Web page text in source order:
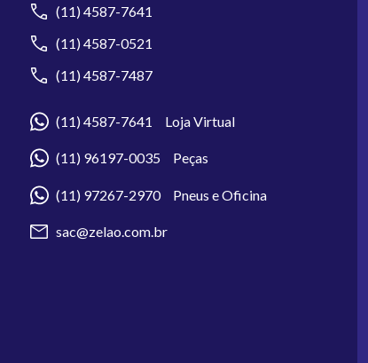
(11) 4587-7641
(11) 4587-0521
(11) 4587-7487
(11) 4587-7641 Loja Virtual
(11) 96197-0035 Peças
(11) 97267-2970 Pneus e Oficina
sac@zelao.com.br